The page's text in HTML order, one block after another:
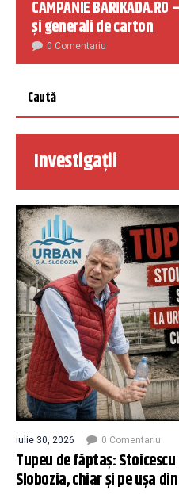
CAMPANIE
și generali de carton
0 Comentariu
Investigații
iulie 30, 2026 0 Comentariu
Tupeu de făptaș:
Slobozia, chiar și pe ușa